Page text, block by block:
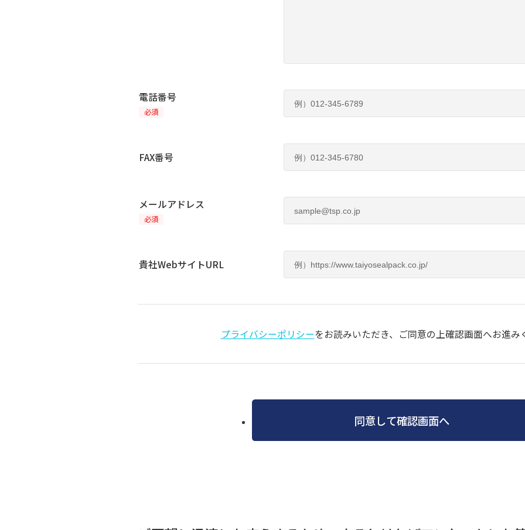
電話番号
必須
FAX番号
メールアドレス
必須
貴社WebサイトURL
プライバシーポリシーをお読みいただき、 ご同意の上確認画面へお進み
同意して確認画面へ